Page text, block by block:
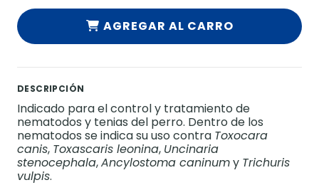
AGREGAR AL CARRO
DESCRIPCIÓN
Indicado para el control y tratamiento de
nematodos y tenias del perro. Dentro de los
nematodos se indica su uso contra Toxocara
canis, Toxascaris leonina, Uncinaria
stenocephala,Ancylostoma caninumy Trichuris
vulpis.